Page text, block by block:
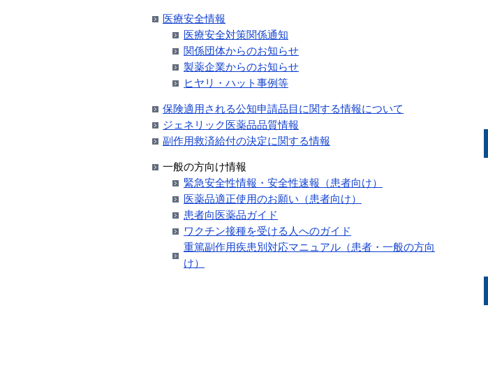
医療安全情報
医療安全対策関係通知
関係団体からのお知らせ
製薬企業からのお知らせ
ヒヤリ・ハット事例等
保険適用される公知申請品目に関する情報について
ジェネリック医薬品品質情報
副作用救済給付の決定に関する情報
一般の方向け情報
緊急安全性情報・安全性速報（患者向け）
医薬品適正使用のお願い（患者向け）
患者向医薬品ガイド
ワクチン接種を受ける人へのガイド
重篤副作用疾患別対応マニュアル（患者・一般の方向
け）